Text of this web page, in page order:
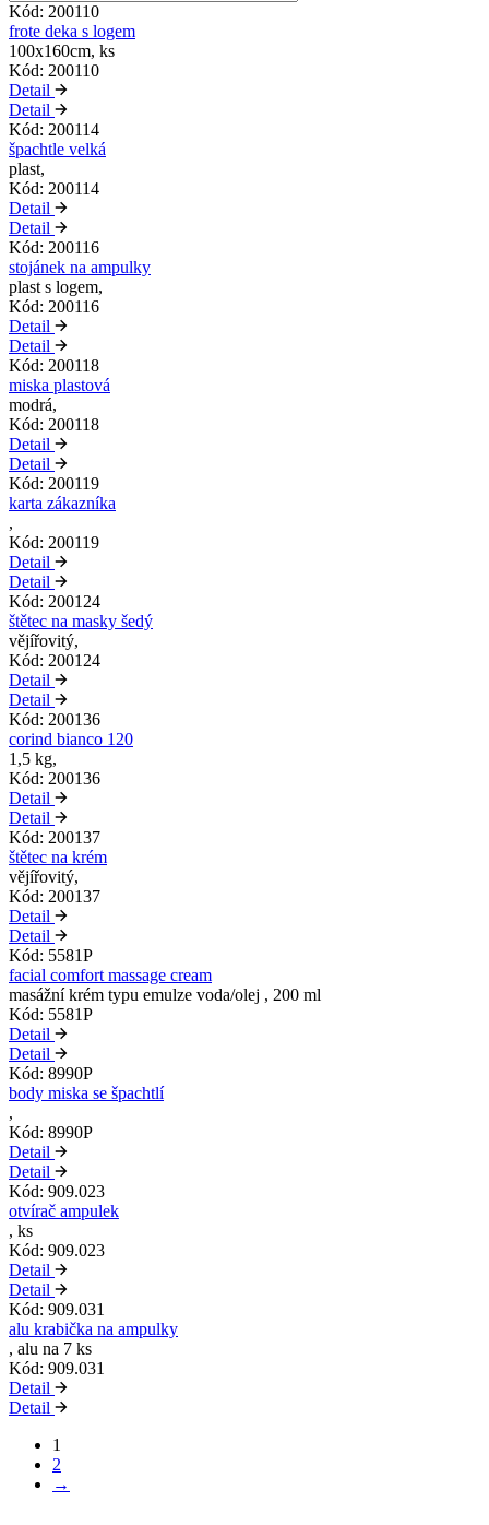
Kód: 200110
frote deka s logem
100x160cm, ks
Kód: 200110
Detail
Detail
Kód: 200114
špachtle velká
plast,
Kód: 200114
Detail
Detail
Kód: 200116
stojánek na ampulky
plast s logem,
Kód: 200116
Detail
Detail
Kód: 200118
miska plastová
modrá,
Kód: 200118
Detail
Detail
Kód: 200119
karta zákazníka
,
Kód: 200119
Detail
Detail
Kód: 200124
štětec na masky šedý
vějířovitý,
Kód: 200124
Detail
Detail
Kód: 200136
corind bianco 120
1,5 kg,
Kód: 200136
Detail
Detail
Kód: 200137
štětec na krém
vějířovitý,
Kód: 200137
Detail
Detail
Kód: 5581P
facial comfort massage cream
masážní krém typu emulze voda/olej , 200 ml
Kód: 5581P
Detail
Detail
Kód: 8990P
body miska se špachtlí
,
Kód: 8990P
Detail
Detail
Kód: 909.023
otvírač ampulek
, ks
Kód: 909.023
Detail
Detail
Kód: 909.031
alu krabička na ampulky
, alu na 7 ks
Kód: 909.031
Detail
Detail
1
2
→